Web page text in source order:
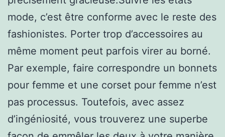
mode, c’est être conforme avec le reste des
fashionistes. Porter trop d’accessoires au
même moment peut parfois virer au borné.
Par exemple, faire correspondre un bonnets
pour femme et une corset pour femme n’est
pas processus. Toutefois, avec assez
d’ingéniosité, vous trouverez une superbe